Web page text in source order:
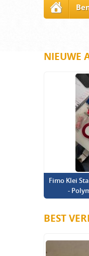
NIEUWE
Fimo Klei
-
BEST